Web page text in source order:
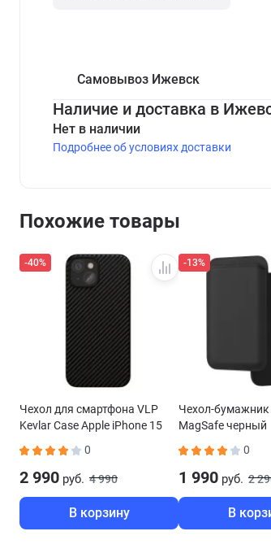
Самовывоз Ижевск
Наличие и доставка в
Нет в наличии
Подробнее об условиях доставки
Похожие товары
-40%
Чехол для смартфона VLP
Kevlar Case Apple iPhone 15
0
2 990 руб. 4 990
В корзину
-13%
Чехол-бумажник
MagSafe черный
0
1 990 руб. 2
В